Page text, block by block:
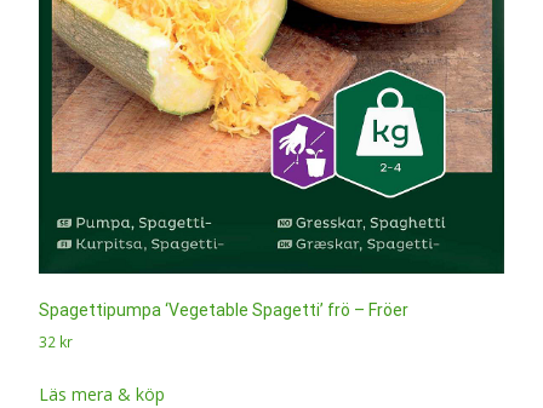
Spagettipumpa ‘Vegetable Spagetti’ frö – Fröer
32 kr
Läs mera & köp